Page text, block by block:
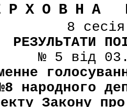
8
РЕЗУЛЬТАТИ
№ 5 від
народного
Закону